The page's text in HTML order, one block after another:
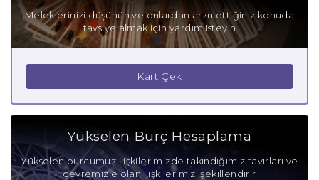
Meleklerinizi düşünün ve onlardan arzu ettiğiniz konuda
tavsiye almak için yardım isteyin
Kart Çek
Yükselen Burç Hesaplama
Yükselen burcumuz ilişkilerimizde takındığımız tavırları ve
çevremizle olan ilişkilerimizi şekillendirir